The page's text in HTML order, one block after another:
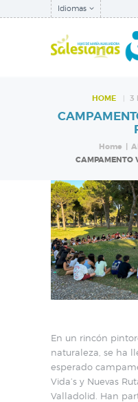
Idiomas
HOME 3
Home
CAMPAMENTO
QUIÉNES
NUESTRA
QUÉ
NOTICIAS
En un rincón
naturaleza, se ha
esperado
Vida’s y Nuevas
Valladolid. Han